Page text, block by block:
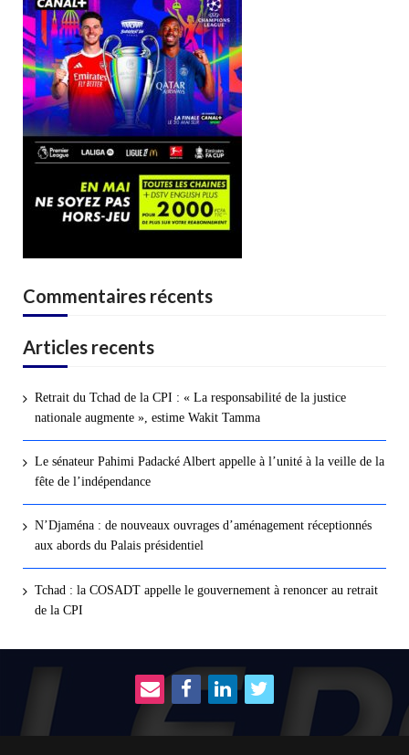
Commentaires récents
Articles recents
Retrait du Tchad de la CPI : « La responsabilité de la justice
nationale augmente », estime Wakit Tamma
Le sénateur Pahimi Padacké Albert appelle à l’unité à la veille de la
fête de l’indépendance
N’Djaména : de nouveaux ouvrages d’aménagement réceptionnés
aux abords du Palais présidentiel
Tchad : la COSADT appelle le gouvernement à renoncer au retrait
de la CPI